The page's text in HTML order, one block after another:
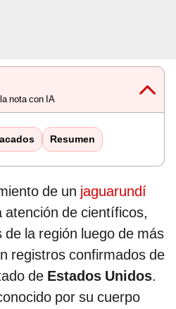
nota con IA
Resumen
de un jaguarundí
atención de científicos,
la región luego de más
registros confirmados de
de Estados Unidos.
por su cuerpo